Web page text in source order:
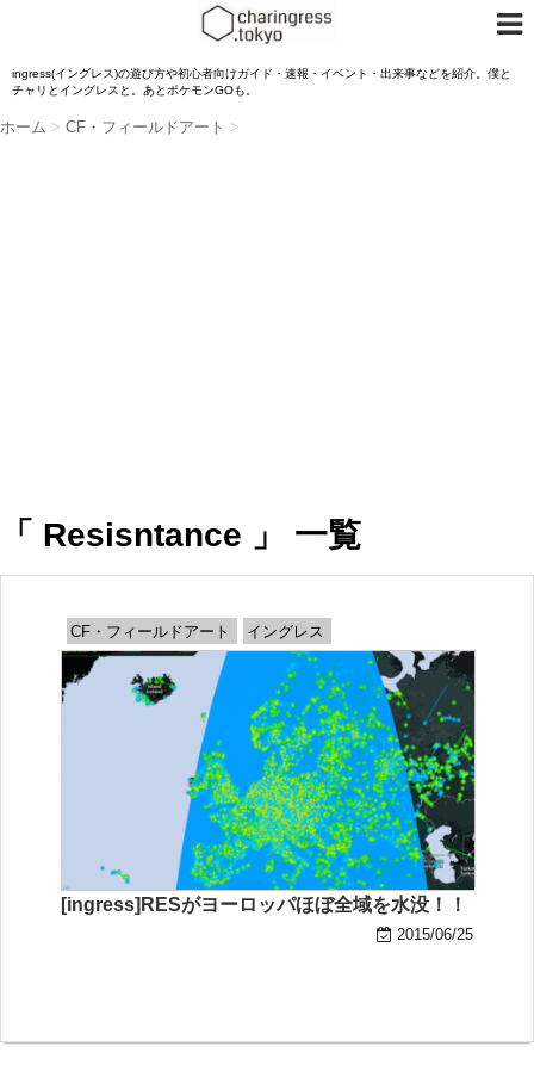
ingress(イングレス)の遊び方や初心者向けガイド・速報・イベント・出来事などを紹介。僕と
チャリとイングレスと。あとポケモンGOも。
ホーム > CF・フィールドアート >
「 Resisntance 」 一覧
CF・フィールドアート イングレス
[ingress]RESがヨーロッパほぼ全域を水没！！
2015/06/25